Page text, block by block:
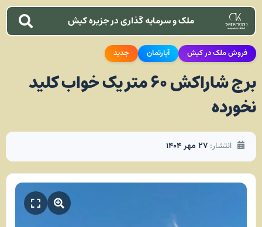
ملک و سرمایه گذاری در جزیره کیش
فروش ملک در کیش آپارتمان جدید
برج شاراکش ۶۰ متر یک خواب کلید
نخورده
انتشار: ۲۷ مهر ۱۴۰۴